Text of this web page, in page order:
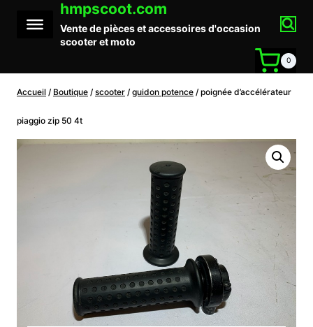
contenu
hmpscoot.com
Vente de pièces et accessoires d'occasion
scooter et moto
0
Accueil / Boutique / scooter / guidon potence / poignée d’accélérateur
piaggio zip 50 4t